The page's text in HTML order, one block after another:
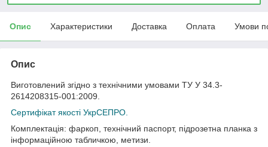
Опис Характеристики Доставка Оплата Умови
Опис
Виготовлений згідно з технічними умовами ТУ У 34.3-
2614208315-001:2009.
Сертифікат якості УкрСЕПРО.
Комплектація: фаркоп, технічний паспорт, підрозетна планка з
інформаційною табличкою, метизи.